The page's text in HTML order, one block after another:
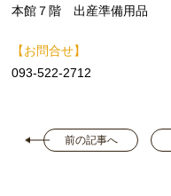
本館７階 出産準備用品
【お問合せ】
093-522-2712
前の記事へ